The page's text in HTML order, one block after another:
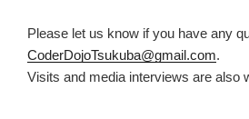
Please let us know if you have any
CoderDojoTsukuba@gmail.com.
Visits and media interviews are also